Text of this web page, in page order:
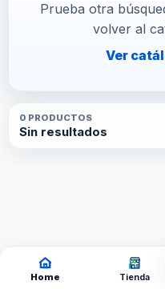
Prueba otra
volver al
Ver
0 PRODUCTOS
Sin resultados
Home Tienda